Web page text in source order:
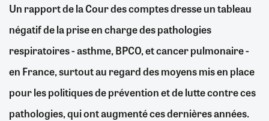
Un rapport de la Cour des comptes dresse un tableau
négatif de la prise en charge des pathologies
respiratoires - asthme, BPCO, et cancer pulmonaire -
en France, surtout au regard des moyens mis en place
pour les politiques de prévention et de lutte contre ces
pathologies, qui ont augmenté ces dernières années.